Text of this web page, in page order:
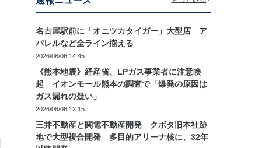
名古屋駅前に「オニツカタイガー」大型店 ア
パレルなど全ライン揃える
2026/08/06 14:45
《熊本地震》経産省、LPガス事業者に注意喚
起 イオンモール熊本の調査で「爆発の原因は
ガス漏れの疑い」
2026/08/06 12:15
三井不動産と関電不動産開発 クボタ旧本社跡
地で大型複合開発 多目的アリーナ核に、32年